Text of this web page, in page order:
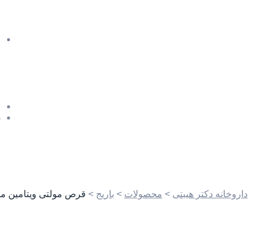
داروخانه دکتر هیبتی > محصولات > باریج > قرص مولتی ویتامین